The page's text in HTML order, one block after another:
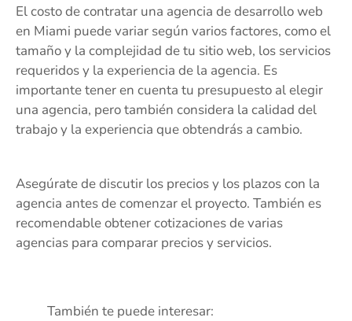
El costo de contratar una agencia de desarrollo web
en Miami puede variar según varios factores, como el
tamaño y la complejidad de tu sitio web, los servicios
requeridos y la experiencia de la agencia. Es
importante tener en cuenta tu presupuesto al elegir
una agencia, pero también considera la calidad del
trabajo y la experiencia que obtendrás a cambio.
Asegúrate de discutir los precios y los plazos con la
agencia antes de comenzar el proyecto. También es
recomendable obtener cotizaciones de varias
agencias para comparar precios y servicios.
También te puede interesar: